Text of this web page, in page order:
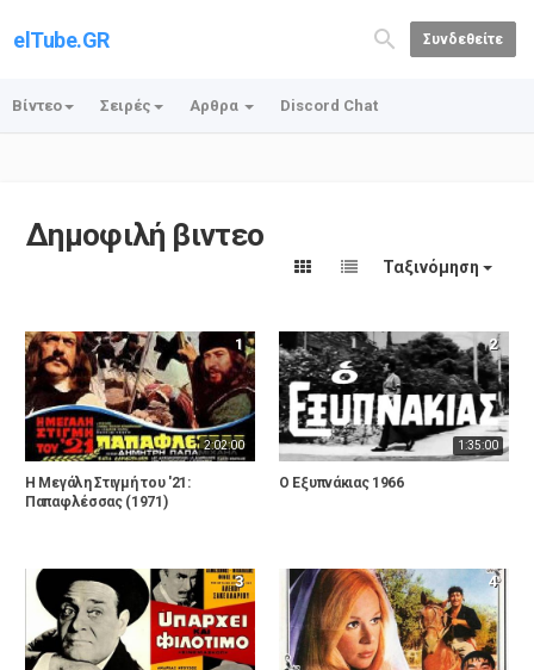
elTube.GR Συνδεθείτε
Βίντεο Σειρές Αρθρα Discord Chat
Δημοφιλή βιντεο
Ταξινόμηση
2:02:00
1
Η Μεγάλη Στιγμή του '21:
Παπαφλέσσας (1971)
1:35:00
2
Ο Εξυπνάκιας 1966
3 4